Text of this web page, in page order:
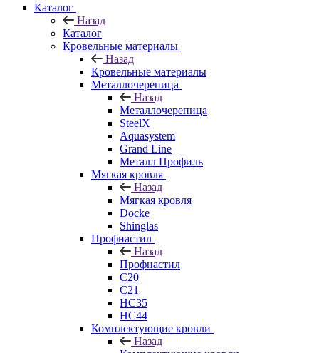
Каталог
Назад
Каталог
Кровельные материалы
Назад
Кровельные материалы
Металлочерепица
Назад
Металлочерепица
SteelX
Aquasystem
Grand Line
Металл Профиль
Мягкая кровля
Назад
Мягкая кровля
Docke
Shinglas
Профнастил
Назад
Профнастил
C20
C21
НС35
НС44
Комплектующие кровли
Назад